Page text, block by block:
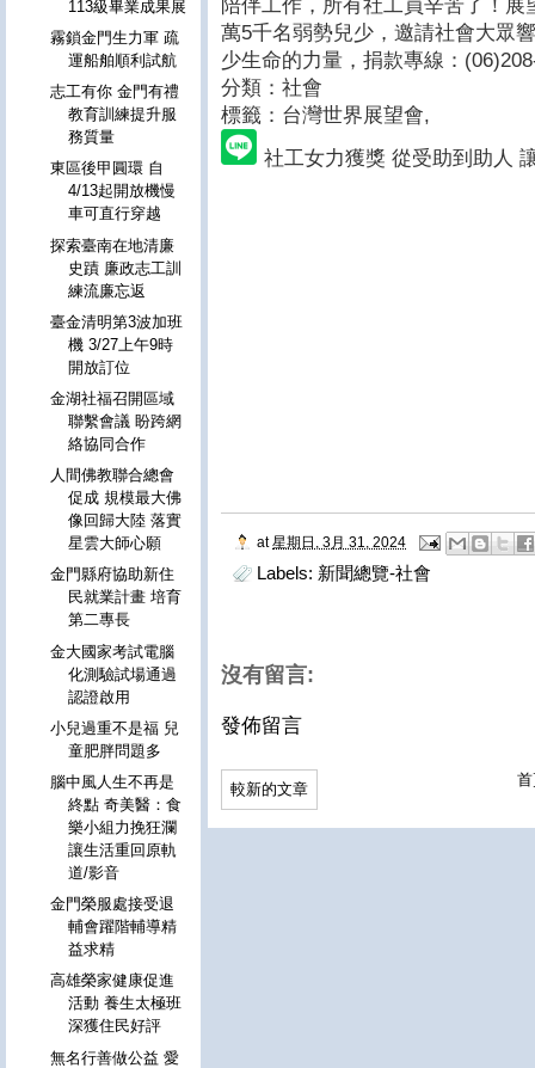
陪伴工作，所有社工員辛苦了！
萬5千名弱勢兒少，邀請社會大眾
少生命的力量，捐款專線：
分類：社會
標籤：台灣世界展望會,
社工女力獲獎 從受助到助人
at 星期日, 3月 31, 2024
Labels: 新聞總覽-社會
沒有留言:
發佈留言
較新的文章
113級畢業成果展
霧鎖金門生力軍 疏
運船舶順利試航
志工有你 金門有禮
教育訓練提升服
務質量
東區後甲圓環 自
4/13起開放機慢
車可直行穿越
探索臺南在地清廉
史蹟 廉政志工訓
練流廉忘返
臺金清明第3波加班
機 3/27上午9時
開放訂位
金湖社福召開區域
聯繫會議 盼跨網
絡協同合作
人間佛教聯合總會
促成 規模最大佛
像回歸大陸 落實
星雲大師心願
金門縣府協助新住
民就業計畫 培育
第二專長
金大國家考試電腦
化測驗試場通過
認證啟用
小兒過重不是福 兒
童肥胖問題多
腦中風人生不再是
終點 奇美醫：食
樂小組力挽狂瀾
讓生活重回原軌
道/影音
金門榮服處接受退
輔會躍階輔導精
益求精
高雄榮家健康促進
活動 養生太極班
深獲住民好評
無名行善做公益 愛